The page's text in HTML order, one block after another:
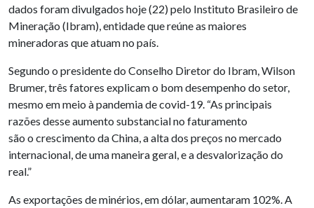
dados foram divulgados hoje (22) pelo Instituto Brasileiro de
Mineração (Ibram), entidade que reúne as maiores
mineradoras que atuam no país.
Segundo o presidente do Conselho Diretor do Ibram, Wilson
Brumer, três fatores explicam o bom desempenho do setor,
mesmo em meio à pandemia de covid-19. “As principais
razões desse aumento substancial no faturamento
são o crescimento da China, a alta dos preços no mercado
internacional, de uma maneira geral, e a desvalorização do
real.”
As exportações de minérios, em dólar, aumentaram 102%. A